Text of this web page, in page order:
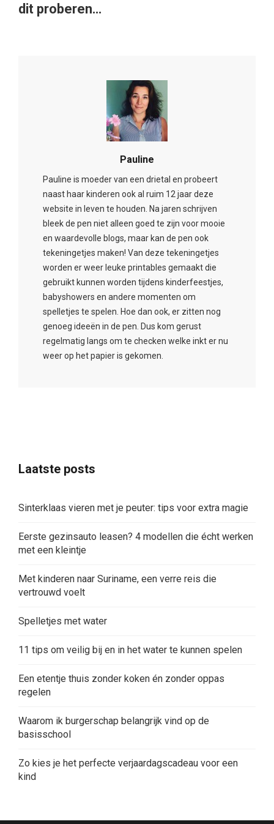
dit proberen…
Pauline
Pauline is moeder van een drietal en probeert
naast haar kinderen ook al ruim 12 jaar deze
website in leven te houden. Na jaren schrijven
bleek de pen niet alleen goed te zijn voor mooie
en waardevolle blogs, maar kan de pen ook
tekeningetjes maken! Van deze tekeningetjes
worden er weer leuke printables gemaakt die
gebruikt kunnen worden tijdens kinderfeestjes,
babyshowers en andere momenten om
spelletjes te spelen. Hoe dan ook, er zitten nog
genoeg ideeën in de pen. Dus kom gerust
regelmatig langs om te checken welke inkt er nu
weer op het papier is gekomen.
Laatste posts
Sinterklaas vieren met je peuter: tips voor extra magie
Eerste gezinsauto leasen? 4 modellen die écht werken
met een kleintje
Met kinderen naar Suriname, een verre reis die
vertrouwd voelt
Spelletjes met water
11 tips om veilig bij en in het water te kunnen spelen
Een etentje thuis zonder koken én zonder oppas
regelen
Waarom ik burgerschap belangrijk vind op de
basisschool
Zo kies je het perfecte verjaardagscadeau voor een
kind